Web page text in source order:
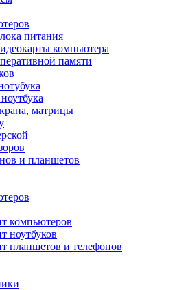
питания
компьютера
памяти
матрицы
и планшетов
компьютеров
ноутбуков
планшетов и телефонов